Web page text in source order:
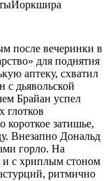
после вечеринки в
для поднятия
аптеку, схватил
дьявольской
Брайан успел
глотков
короткое затишье,
Внезапно Дональд
горло. На
и с хриплым стоном
ритмично